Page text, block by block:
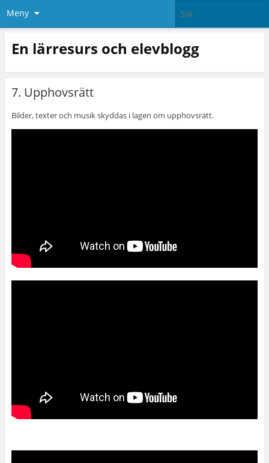
Meny
En lärresurs och elevblogg
7. Upphovsrätt
Bilder, texter och musik skyddas i lagen om upphovsrätt.